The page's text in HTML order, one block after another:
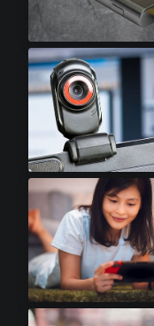
迷你电脑棒​
网络摄像头​
掌上游戏机​